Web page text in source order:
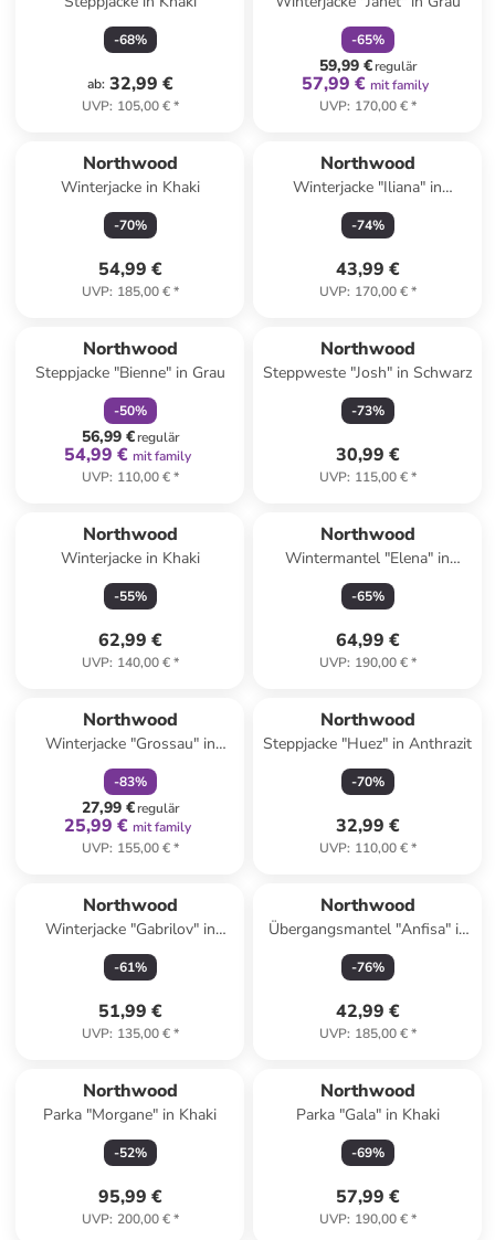
-68%
ab: 32,99 €
UVP: 105,00 €*
-65%
59,99 €regulär
57,99 € mit family
UVP: 170,00 €*
Northwood
Winterjacke in Khaki
-70%
54,99 €
UVP: 185,00 €*
Northwood
Winterjacke "Iliana" in
Schwarz
-74%
43,99 €
UVP: 170,00 €*
Northwood
Steppjacke "Bienne" in Grau
-50%
56,99 €regulär
54,99 € mit family
UVP: 110,00 €*
Northwood
Steppweste "Josh" in Schwarz
-73%
30,99 €
UVP: 115,00 €*
Northwood
Winterjacke in Khaki
-55%
62,99 €
UVP: 140,00 €*
Northwood
Wintermantel "Elena" in
Schwarz
-65%
64,99 €
UVP: 190,00 €*
Northwood
Winterjacke "Grossau" in
Khaki
-83%
27,99 €regulär
25,99 € mit family
UVP: 155,00 €*
Northwood
Steppjacke "Huez" in Anthrazit
-70%
32,99 €
UVP: 110,00 €*
Northwood
Winterjacke "Gabrilov" in
Dunkelblau
-61%
51,99 €
UVP: 135,00 €*
Northwood
Übergangsmantel "Anfisa" in
Khaki
-76%
42,99 €
UVP: 185,00 €*
Northwood
Parka "Morgane" in Khaki
-52%
95,99 €
UVP: 200,00 €*
Northwood
Parka "Gala" in Khaki
-69%
57,99 €
UVP: 190,00 €*